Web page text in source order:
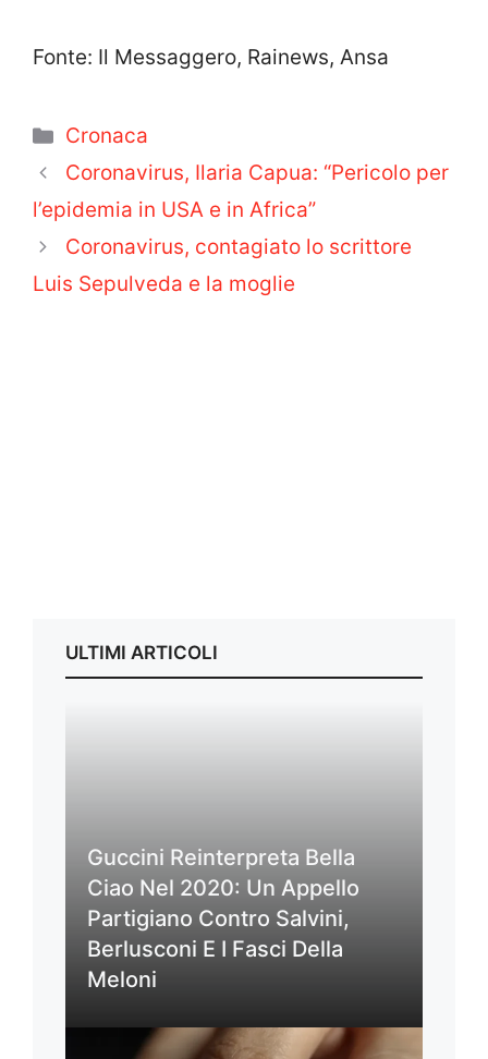
Fonte: Il Messaggero, Rainews, Ansa
Categorie
Cronaca
Coronavirus, Ilaria Capua: “Pericolo per
l’epidemia in USA e in Africa”
Coronavirus, contagiato lo scrittore
Luis Sepulveda e la moglie
ULTIMI ARTICOLI
Guccini Reinterpreta Bella
Ciao Nel 2020: Un Appello
Partigiano Contro Salvini,
Berlusconi E I Fasci Della
Meloni